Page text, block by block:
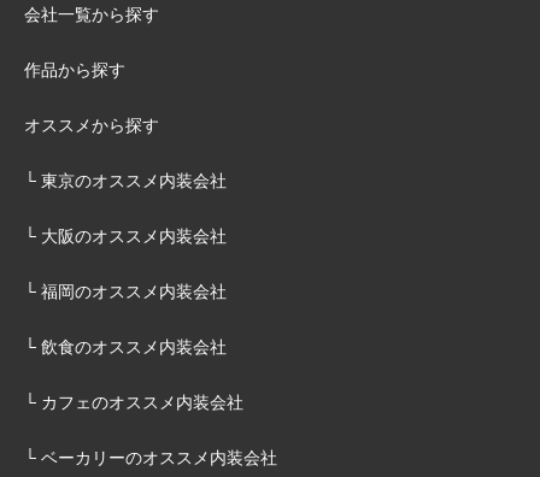
会社一覧から探す
作品から探す
オススメから探す
└ 東京のオススメ内装会社
└ 大阪のオススメ内装会社
└ 福岡のオススメ内装会社
└ 飲食のオススメ内装会社
└ カフェのオススメ内装会社
└ ベーカリーのオススメ内装会社